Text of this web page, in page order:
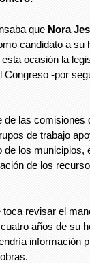
que Nora
candidato a su
esta ocasión la
Congreso -por
de las comisiones
de trabajo
de los municipios,
de los
toca revisar el
años de su
información